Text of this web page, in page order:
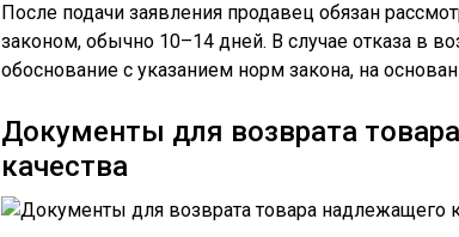
После подачи заявления продавец обязан
законом, обычно 10–14 дней. В случае отказа в
обоснование с указанием норм закона, на
Документы для возврата
качества